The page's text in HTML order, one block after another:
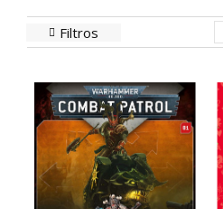
Filtros